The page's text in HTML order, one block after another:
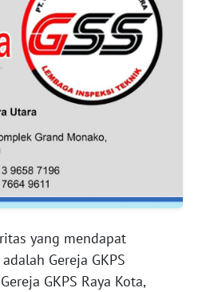
yang mendapat
Gereja GKPS
GKPS Raya Kota,